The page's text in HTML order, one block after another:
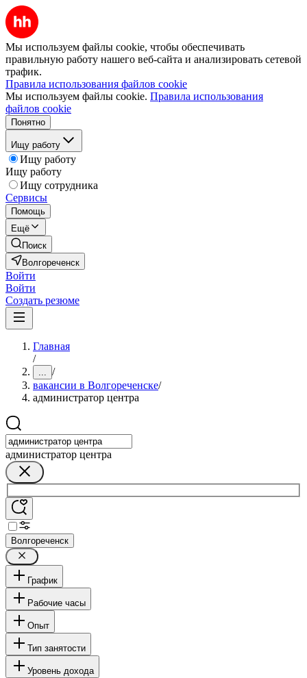
Мы используем файлы cookie, чтобы обеспечивать
правильную работу нашего веб-сайта и анализировать сетевой
трафик.
Правила использования файлов cookie
Мы используем файлы cookie. Правила использования
файлов cookie
Понятно
Ищу работу
Ищу работу
Ищу работу
Ищу сотрудника
Сервисы
Помощь
Ещё
Поиск
Волгореченск
Войти
Войти
Создать резюме
Главная
/
... /
вакансии в Волгореченске/
администратор центра
администратор центра
Волгореченск
График
Рабочие часы
Опыт
Тип занятости
Уровень дохода